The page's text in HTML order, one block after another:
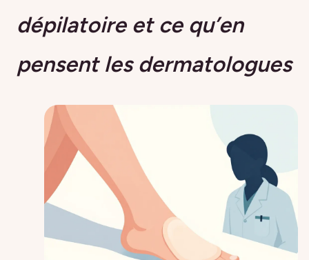
dépilatoire et ce qu’en
pensent les dermatologues